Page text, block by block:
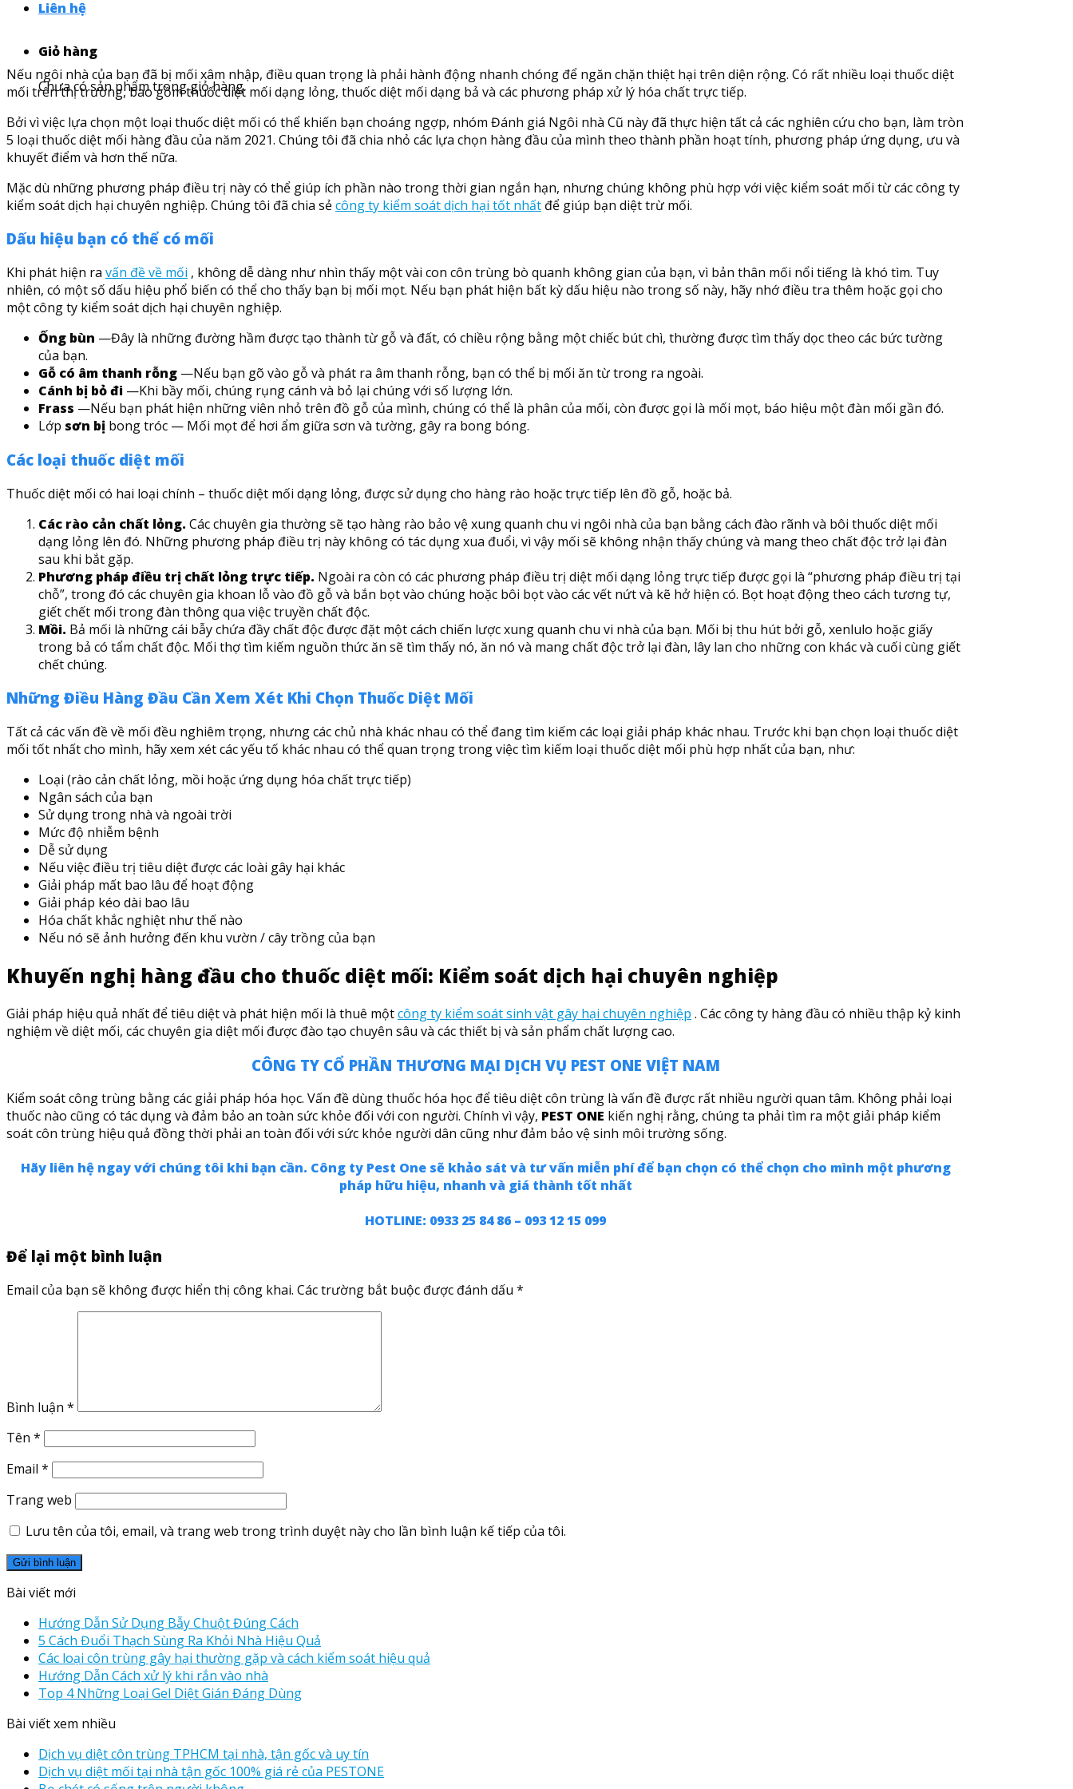
Liên hệ
Giỏ hàng
Chưa có sản phẩm trong giỏ hàng.
Nếu ngôi nhà của bạn đã bị mối xâm nhập, điều quan trọng là phải hành động nhanh chóng để ngăn chặn thiệt hại trên diện rộng. Có rất nhiều loại thuốc diệt
mối trên thị trường, bao gồm thuốc diệt mối dạng lỏng, thuốc diệt mối dạng bả và các phương pháp xử lý hóa chất trực tiếp.
Bởi vì việc lựa chọn một loại thuốc diệt mối có thể khiến bạn choáng ngợp, nhóm Đánh giá Ngôi nhà Cũ này đã thực hiện tất cả các nghiên cứu cho bạn, làm tròn
5 loại thuốc diệt mối hàng đầu của năm 2021. Chúng tôi đã chia nhỏ các lựa chọn hàng đầu của mình theo thành phần hoạt tính, phương pháp ứng dụng, ưu và
khuyết điểm và hơn thế nữa.
Mặc dù những phương pháp điều trị này có thể giúp ích phần nào trong thời gian ngắn hạn, nhưng chúng không phù hợp với việc kiểm soát mối từ các công ty
kiểm soát dịch hại chuyên nghiệp. Chúng tôi đã chia sẻcông ty kiểm soát dịch hại tốt nhất để giúp bạn diệt trừ mối.
Dấu hiệu bạn có thể có mối
Khi phát hiện ra vấn đề về mối , không dễ dàng như nhìn thấy một vài con côn trùng bò quanh không gian của bạn, vì bản thân mối nổi tiếng là khó tìm. Tuy
nhiên, có một số dấu hiệu phổ biến có thể cho thấy bạn bị mối mọt. Nếu bạn phát hiện bất kỳ dấu hiệu nào trong số này, hãy nhớ điều tra thêm hoặc gọi cho
một công ty kiểm soát dịch hại chuyên nghiệp.
Ống bùn —Đây là những đường hầm được tạo thành từ gỗ và đất, có chiều rộng bằng một chiếc bút chì, thường được tìm thấy dọc theo các bức tường
của bạn.
Gỗ có âm thanh rỗng —Nếu bạn gõ vào gỗ và phát ra âm thanh rỗng, bạn có thể bị mối ăn từ trong ra ngoài.
Cánh bị bỏ đi —Khi bầy mối, chúng rụng cánh và bỏ lại chúng với số lượng lớn.
Frass —Nếu bạn phát hiện những viên nhỏ trên đồ gỗ của mình, chúng có thể là phân của mối, còn được gọi là mối mọt, báo hiệu một đàn mối gần đó.
Lớp sơn bị bong tróc — Mối mọt để hơi ẩm giữa sơn và tường, gây ra bong bóng.
Các loại thuốc diệt mối
Thuốc diệt mối có hai loại chính – thuốc diệt mối dạng lỏng, được sử dụng cho hàng rào hoặc trực tiếp lên đồ gỗ, hoặc bả.
Các rào cản chất lỏng. Các chuyên gia thường sẽ tạo hàng rào bảo vệ xung quanh chu vi ngôi nhà của bạn bằng cách đào rãnh và bôi thuốc diệt mối
dạng lỏng lên đó. Những phương pháp điều trị này không có tác dụng xua đuổi, vì vậy mối sẽ không nhận thấy chúng và mang theo chất độc trở lại đàn
sau khi bắt gặp.
Phương pháp điều trị chất lỏng trực tiếp. Ngoài ra còn có các phương pháp điều trị diệt mối dạng lỏng trực tiếp được gọi là “phương pháp điều trị tại
chỗ”, trong đó các chuyên gia khoan lỗ vào đồ gỗ và bắn bọt vào chúng hoặc bôi bọt vào các vết nứt và kẽ hở hiện có. Bọt hoạt động theo cách tương tự,
giết chết mối trong đàn thông qua việc truyền chất độc.
Mồi. Bả mối là những cái bẫy chứa đầy chất độc được đặt một cách chiến lược xung quanh chu vi nhà của bạn. Mối bị thu hút bởi gỗ, xenlulo hoặc giấy
trong bả có tẩm chất độc. Mối thợ tìm kiếm nguồn thức ăn sẽ tìm thấy nó, ăn nó và mang chất độc trở lại đàn, lây lan cho những con khác và cuối cùng giết
chết chúng.
Những Điều Hàng Đầu Cần Xem Xét Khi Chọn Thuốc Diệt Mối
Tất cả các vấn đề về mối đều nghiêm trọng, nhưng các chủ nhà khác nhau có thể đang tìm kiếm các loại giải pháp khác nhau. Trước khi bạn chọn loại thuốc diệt
mối tốt nhất cho mình, hãy xem xét các yếu tố khác nhau có thể quan trọng trong việc tìm kiếm loại thuốc diệt mối phù hợp nhất của bạn, như:
Loại (rào cản chất lỏng, mồi hoặc ứng dụng hóa chất trực tiếp)
Ngân sách của bạn
Sử dụng trong nhà và ngoài trời
Mức độ nhiễm bệnh
Dễ sử dụng
Nếu việc điều trị tiêu diệt được các loài gây hại khác
Giải pháp mất bao lâu để hoạt động
Giải pháp kéo dài bao lâu
Hóa chất khắc nghiệt như thế nào
Nếu nó sẽ ảnh hưởng đến khu vườn / cây trồng của bạn
Khuyến nghị hàng đầu cho thuốc diệt mối: Kiểm soát dịch hại chuyên nghiệp
Giải pháp hiệu quả nhất để tiêu diệt và phát hiện mối là thuê mộtcông ty kiểm soát sinh vật gây hại chuyên nghiệp . Các công ty hàng đầu có nhiều thập kỷ kinh
nghiệm về diệt mối, các chuyên gia diệt mối được đào tạo chuyên sâu và các thiết bị và sản phẩm chất lượng cao.
CÔNG TY CỔ PHẦN THƯƠNG MẠI DỊCH VỤ PEST ONE VIỆT NAM
Kiểm soát công trùng bằng các giải pháp hóa học. Vấn đề dùng thuốc hóa học để tiêu diệt côn trùng là vấn đề được rất nhiều người quan tâm. Không phải loại
thuốc nào cũng có tác dụng và đảm bảo an toàn sức khỏe đối với con người. Chính vì vậy, PEST ONE kiến nghị rằng, chúng ta phải tìm ra một giải pháp kiểm
soát côn trùng hiệu quả đồng thời phải an toàn đối với sức khỏe người dân cũng như đảm bảo vệ sinh môi trường sống.
Hãy liên hệ ngay với chúng tôi khi bạn cần. Công ty Pest One sẽ khảo sát và tư vấn miễn phí để bạn chọn có thể chọn cho mình một phương
pháp hữu hiệu, nhanh và giá thành tốt nhất
HOTLINE: 0933 25 84 86 – 093 12 15 099
Để lại một bình luận
Email của bạn sẽ không được hiển thị công khai. Các trường bắt buộc được đánh dấu *
Bình luận *
Tên *
Email *
Trang web
Lưu tên của tôi, email, và trang web trong trình duyệt này cho lần bình luận kế tiếp của tôi.
Bài viết mới
Hướng Dẫn Sử Dụng Bẫy Chuột Đúng Cách
5 Cách Đuổi Thạch Sùng Ra Khỏi Nhà Hiệu Quả
Các loại côn trùng gây hại thường gặp và cách kiểm soát hiệu quả
Hướng Dẫn Cách xử lý khi rắn vào nhà
Top 4 Những Loại Gel Diệt Gián Đáng Dùng
Bài viết xem nhiều
Dịch vụ diệt côn trùng TPHCM tại nhà, tận gốc và uy tín
Dịch vụ diệt mối tại nhà tận gốc 100% giá rẻ của PESTONE